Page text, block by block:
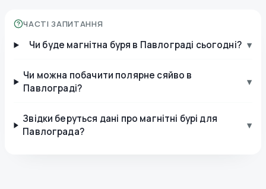
ЧАСТІ ЗАПИТАННЯ
Чи буде магнітна буря в Павлограді сьогодні? ▾
Чи можна побачити полярне сяйво в
Павлограді?
▾
Звідки беруться дані про магнітні бурі для
Павлограда?
▾